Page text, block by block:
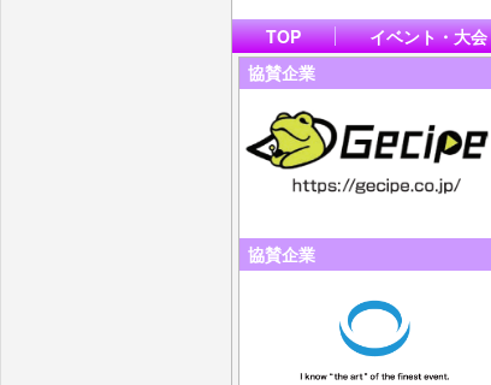
TOP イベント・大会
協賛企業
協賛企業